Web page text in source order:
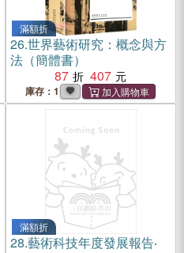
滿額折
26.世界藝術研究：概念與方
法（簡體書）
87
407
庫存：1
滿額折
28.藝術科技年度發展報告‧